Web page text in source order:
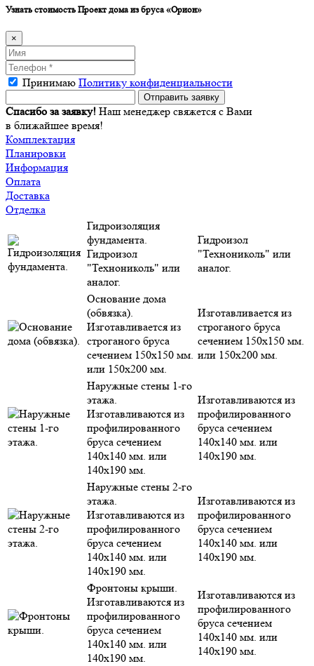
Узнать стоимость Проект дома из бруса «Орион»
×
Принимаю Политику конфиденциальности
Спасибо за заявку! Наш менеджер свяжется с Вами
в ближайшее время!
Комплектация
Планировки
Информация
Оплата
Доставка
Отделка
Гидроизоляция
фундамента.
Гидроизол
"Технониколь" или
аналог.
Гидроизол
"Технониколь" или
аналог.
Основание дома
(обвязка).
Изготавливается из
строганого бруса
сечением 150х150 мм.
или 150х200 мм.
Изготавливается из
строганого бруса
сечением 150х150 мм.
или 150х200 мм.
Наружные стены 1-го
этажа.
Изготавливаются из
профилированного
бруса сечением
140х140 мм. или
140х190 мм.
Изготавливаются из
профилированного
бруса сечением
140х140 мм. или
140х190 мм.
Наружные стены 2-го
этажа.
Изготавливаются из
профилированного
бруса сечением
140х140 мм. или
140х190 мм.
Изготавливаются из
профилированного
бруса сечением
140х140 мм. или
140х190 мм.
Фронтоны крыши.
Изготавливаются из
профилированного
бруса сечением
140х140 мм. или
140х190 мм.
Изготавливаются из
профилированного
бруса сечением
140х140 мм. или
140х190 мм.